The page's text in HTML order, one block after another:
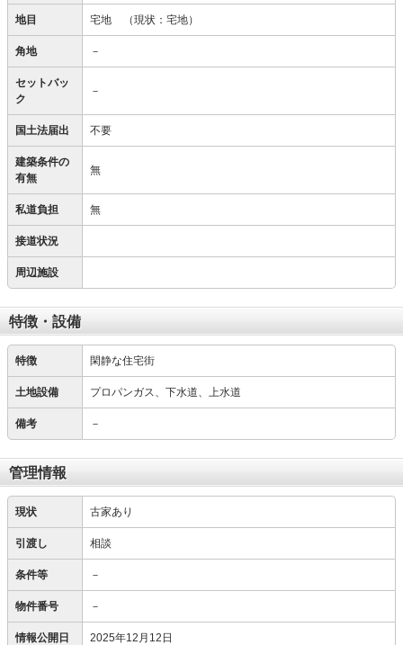
地目 宅地 （現状：宅地）
角地 －
セットバッ
ク
－
国土法届出 不要
建築条件の
有無
無
私道負担 無
接道状況
周辺施設
特徴・設備
特徴 閑静な住宅街
土地設備 プロパンガス、下水道、上水道
備考 －
管理情報
現状 古家あり
引渡し 相談
条件等 －
物件番号 －
情報公開日 2025年12月12日